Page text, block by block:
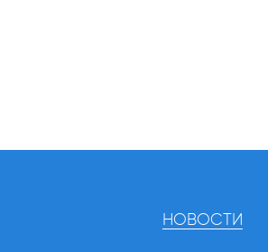
НОВОСТИ